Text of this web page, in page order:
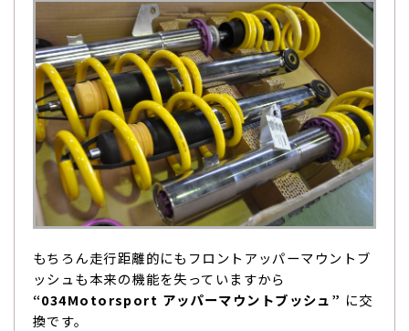
もちろん走行距離的にもフロントアッパーマウントブ
ッシュも本来の機能を失っていますから
“034Motorsport アッパーマウントブッシュ” に交
換です。